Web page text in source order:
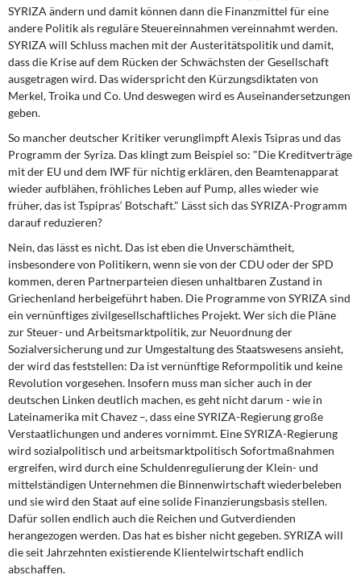
SYRIZA ändern und damit können dann die Finanzmittel für eine
andere Politik als reguläre Steuereinnahmen vereinnahmt werden.
SYRIZA will Schluss machen mit der Austeritätspolitik und damit,
dass die Krise auf dem Rücken der Schwächsten der Gesellschaft
ausgetragen wird. Das widerspricht den Kürzungsdiktaten von
Merkel, Troika und Co. Und deswegen wird es Auseinandersetzungen
geben.
So mancher deutscher Kritiker verunglimpft Alexis Tsipras und das
Programm der Syriza. Das klingt zum Beispiel so: "Die Kreditverträge
mit der EU und dem IWF für nichtig erklären, den Beamtenapparat
wieder aufblähen, fröhliches Leben auf Pump, alles wieder wie
früher, das ist Tspipras‘ Botschaft." Lässt sich das SYRIZA-Programm
darauf reduzieren?
Nein, das lässt es nicht. Das ist eben die Unverschämtheit,
insbesondere von Politikern, wenn sie von der CDU oder der SPD
kommen, deren Partnerparteien diesen unhaltbaren Zustand in
Griechenland herbeigeführt haben. Die Programme von SYRIZA sind
ein vernünftiges zivilgesellschaftliches Projekt. Wer sich die Pläne
zur Steuer- und Arbeitsmarktpolitik, zur Neuordnung der
Sozialversicherung und zur Umgestaltung des Staatswesens ansieht,
der wird das feststellen: Da ist vernünftige Reformpolitik und keine
Revolution vorgesehen. Insofern muss man sicher auch in der
deutschen Linken deutlich machen, es geht nicht darum - wie in
Lateinamerika mit Chavez –, dass eine SYRIZA-Regierung große
Verstaatlichungen und anderes vornimmt. Eine SYRIZA-Regierung
wird sozialpolitisch und arbeitsmarktpolitisch Sofortmaßnahmen
ergreifen, wird durch eine Schuldenregulierung der Klein- und
mittelständigen Unternehmen die Binnenwirtschaft wiederbeleben
und sie wird den Staat auf eine solide Finanzierungsbasis stellen.
Dafür sollen endlich auch die Reichen und Gutverdienden
herangezogen werden. Das hat es bisher nicht gegeben. SYRIZA will
die seit Jahrzehnten existierende Klientelwirtschaft endlich
abschaffen.